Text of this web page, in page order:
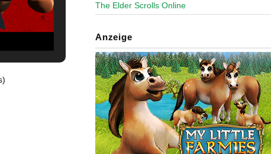
The Elder Scrolls Online
Anzeige